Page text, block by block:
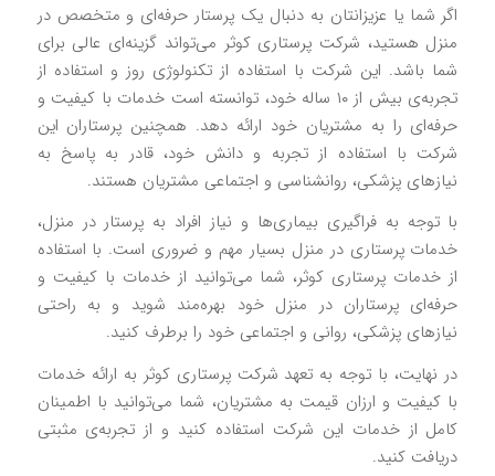
اگر شما یا عزیزانتان به دنبال یک پرستار حرفه‌ای و متخصص در
منزل هستید، شرکت پرستاری کوثر می‌تواند گزینه‌ای عالی برای
شما باشد. این شرکت با استفاده از تکنولوژی روز و استفاده از
تجربه‌ی بیش از ۱۰ ساله خود، توانسته است خدمات با کیفیت و
حرفه‌ای را به مشتریان خود ارائه دهد. همچنین پرستاران این
شرکت با استفاده از تجربه و دانش خود، قادر به پاسخ به
نیازهای پزشکی، روانشناسی و اجتماعی مشتریان هستند.
با توجه به فراگیری بیماری‌ها و نیاز افراد به پرستار در منزل،
خدمات پرستاری در منزل بسیار مهم و ضروری است. با استفاده
از خدمات پرستاری کوثر، شما می‌توانید از خدمات با کیفیت و
حرفه‌ای پرستاران در منزل خود بهره‌مند شوید و به راحتی
نیازهای پزشکی، روانی و اجتماعی خود را برطرف کنید.
در نهایت، با توجه به تعهد شرکت پرستاری کوثر به ارائه خدمات
با کیفیت و ارزان قیمت به مشتریان، شما می‌توانید با اطمینان
کامل از خدمات این شرکت استفاده کنید و از تجربه‌ی مثبتی
دریافت کنید.